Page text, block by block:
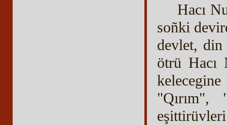
Hacı
soñki
devlet, din
ötrü Hacı
"Qırım",